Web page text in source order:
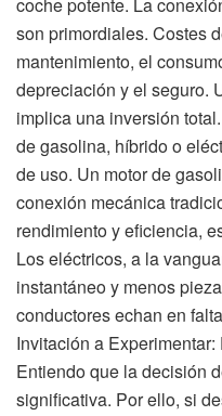
son primordiales. Costes
mantenimiento, el
depreciación y el seguro.
implica una inversión
de gasolina, híbrido o
de uso. Un motor de
conexión mecánica
rendimiento y eficiencia,
Los eléctricos, a la
instantáneo y menos
conductores echan en
Invitación a
Entiendo que la decisión
significativa. Por ello, si